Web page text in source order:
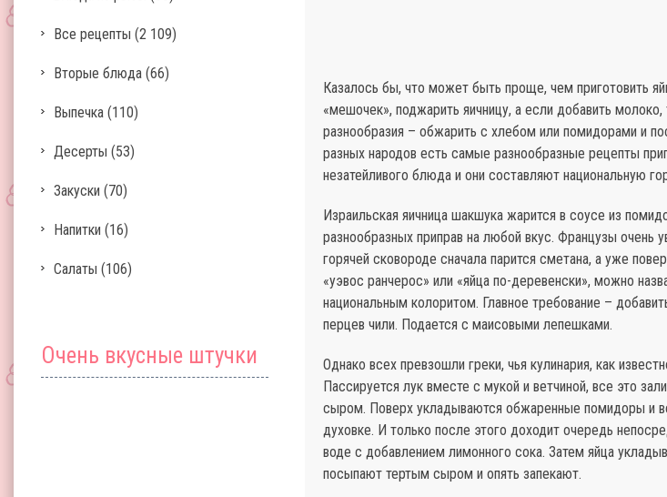
Все рецепты (2 109)
Вторые блюда (66)
Выпечка (110)
Десерты (53)
Закуски (70)
Напитки (16)
Салаты (106)
Очень вкусные штучки
Казалось бы, что может быть проще, чем приготовить
«мешочек», поджарить яичницу, а если добавить
разнообразия – обжарить с хлебом или помидорами и
разных народов есть самые разнообразные рецепты
незатейливого блюда и они составляют национальную
Израильская яичница шакшука жарится в соусе из
разнообразных приправ на любой вкус. Французы очень
горячей сковороде сначала парится сметана, а уже
«уэвос ранчерос» или «яйца по-деревенски», можно
национальным колоритом. Главное требование –
перцев чили. Подается с маисовыми лепешками.
Однако всех превзошли греки, чья кулинария, как
Пассируется лук вместе с мукой и ветчиной, все это
сыром. Поверх укладываются обжаренные помидоры и
духовке. И только после этого доходит очередь
воде с добавлением лимонного сока. Затем яйца
посыпают тертым сыром и опять запекают.